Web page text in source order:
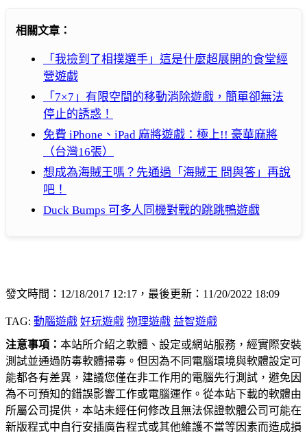
相關文章：
「我撿到了相撲選手」這是什麼超展開的食堂經
營遊戲
「7×7」有限空間的移動消除遊戲，簡單卻無法
停止的誘惑！
免費 iPhone、iPad 麻將遊戲：極上!! 豪華麻將
（台灣16張）
想成為海賊王嗎？先通過「海賊王 問與答」再說
吧！
Duck Bumps 可多人同機對戰的跳跳鴨遊戲
發文時間：12/18/2017 12:17，最後更新：11/20/2022 18:09
TAG: 動腦遊戲 好玩遊戲 物理遊戲 益智遊戲
注意事項： 本站所介紹之軟體、設定或網站服務，經實際安裝
測試並通過防毒軟體掃毒。但因為不同電腦環境與軟體設定可
能都各有差異，建議您僅在非工作用的電腦先行測試，避免因
為不可預知的錯誤影響工作或電腦運作。從本站下載的軟體由
所屬公司提供，本站未經任何修改且無法保證軟體公司可能在
新版程式中自行安插廣告程式或其他維護不當等因素而造成損